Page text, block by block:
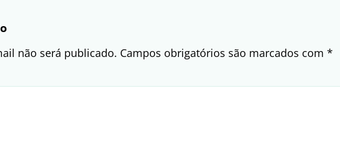
não será publicado. Campos obrigatórios são marcados com *